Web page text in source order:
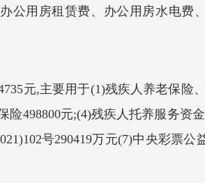
公用房租赁费、办公用房水电费
元,主要用于(1)残疾人养老保险
498800元;(4)残疾人托养服务资
号290419万元(7)中央彩票公